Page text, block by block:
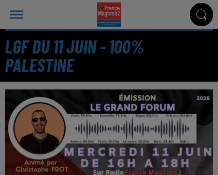
LGF DU 11 JUIN - 100%
PALESTINE